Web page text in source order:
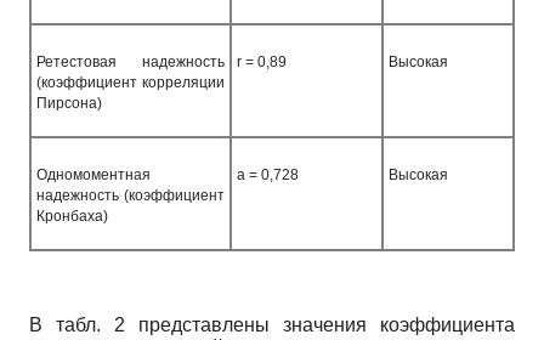
Ретестовая надежность
(коэффициент корреляции
Пирсона)
r = 0,89 Высокая
Одномоментная
надежность (коэффициент
Кронбаха)
а = 0,728 Высокая
В табл. 2 представлены значения коэффициента